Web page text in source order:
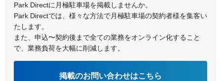
Park Directに月極駐車場を掲載しませんか。
Park Directでは、様々な方法で月極駐車場の契約者様を集客い
たします。
また、申込〜契約後まで全ての業務をオンライン化すること
で、業務負荷を大幅に削減します。
掲載のお問い合わせはこちら